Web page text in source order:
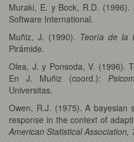
Muraki, E. y Bock, R.D. (1996).
Software International.
Muñiz, J. (1990). Teoría de la
Pirámide.
Olea, J. y Ponsoda, V. (1996).
En J. Muñiz (coord.):
Universitas.
Owen, R.J. (1975). A bayesian
response in the context of
American Statistical Association,